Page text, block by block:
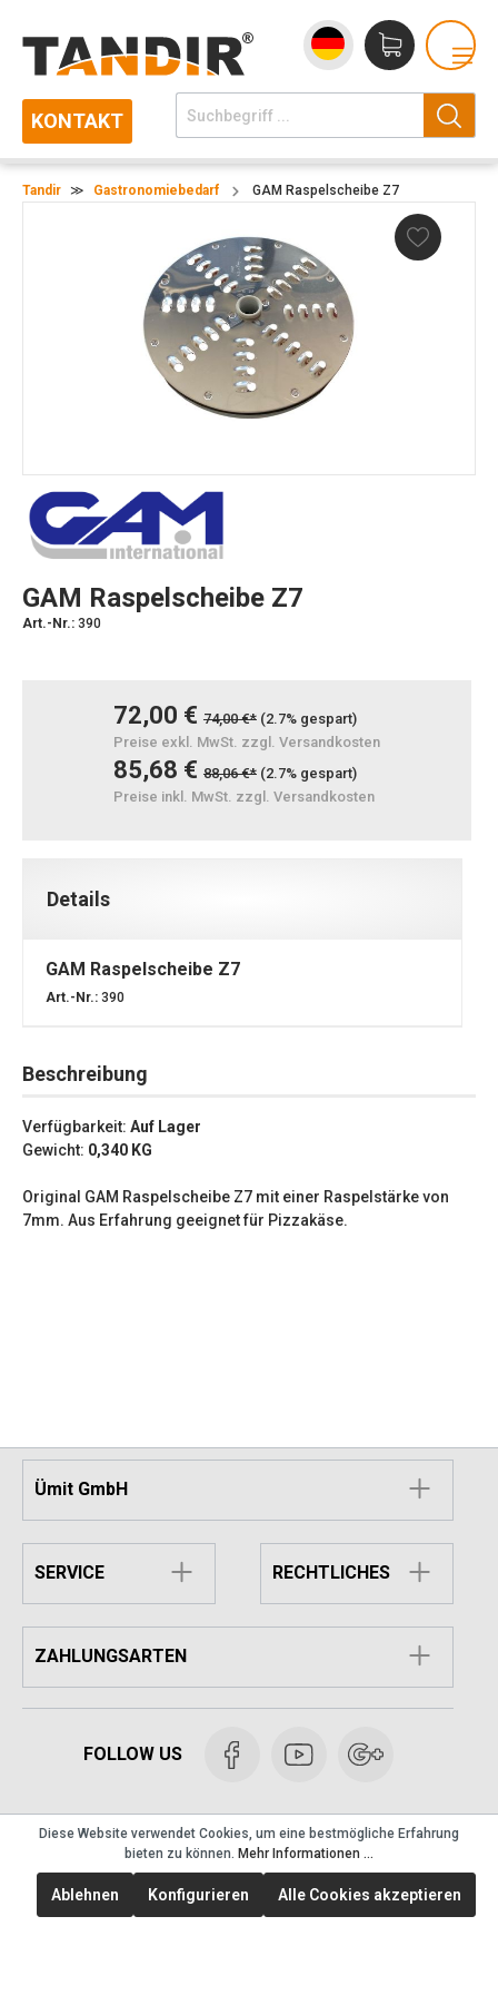
KONTAKT
Tandir ≫ Gastronomiebedarf GAM Raspelscheibe Z7
GAM Raspelscheibe Z7
Art.-Nr.: 390
72,00 € 74,00 €* (2.7% gespart)
Preise exkl. MwSt. zzgl. Versandkosten
85,68 € 88,06 €* (2.7% gespart)
Preise inkl. MwSt. zzgl. Versandkosten
Details
GAM Raspelscheibe Z7
Art.-Nr.: 390
Beschreibung
Verfügbarkeit: Auf Lager
Gewicht: 0,340 KG
Original GAM Raspelscheibe Z7 mit einer Raspelstärke von
7mm. Aus Erfahrung geeignet für Pizzakäse.
Ümit GmbH
SERVICE RECHTLICHES
ZAHLUNGSARTEN
FOLLOW US
Dönermesser
Schleifmaschine
Ersatzteile & Zubehör
Gastronomiebedarf
Diese Website verwendet Cookies, um eine bestmögliche Erfahrung
bieten zu können. Mehr Informationen ...
Ablehnen Konfigurieren Alle Cookies akzeptieren